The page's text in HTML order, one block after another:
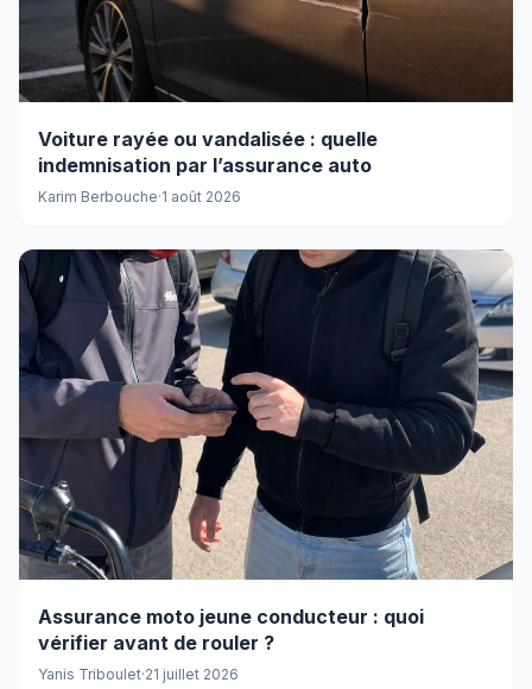
Voiture rayée ou vandalisée : quelle
indemnisation par l’assurance auto
Karim Berbouche·1 août 2026
Assurance moto jeune conducteur : quoi
vérifier avant de rouler ?
Yanis Triboulet·21 juillet 2026